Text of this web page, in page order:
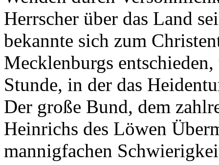
Herrscher über das Land
bekannte sich zum
Mecklenburgs
Stunde, in der das
Der große Bund, dem
Heinrichs des Löwen
mannigfachen